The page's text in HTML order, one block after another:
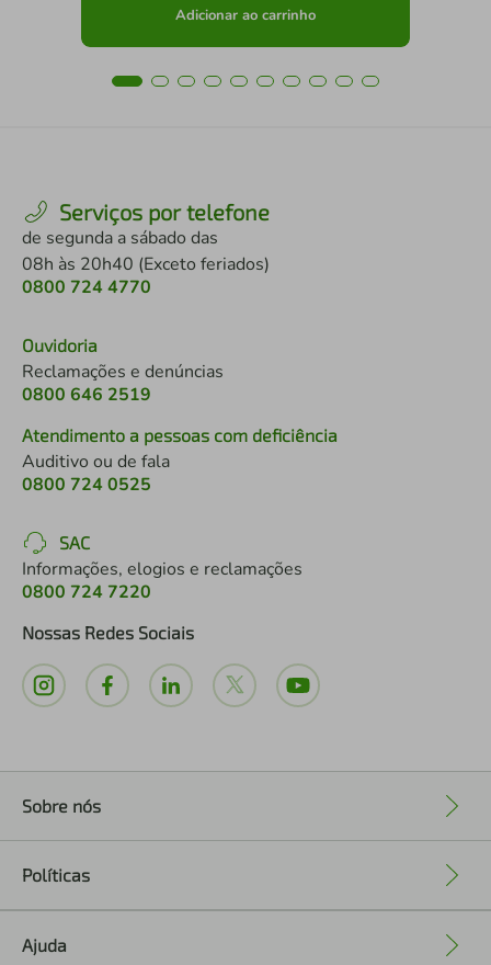
Adicionar ao carrinho
Serviços por telefone
de segunda a sábado das
08h às 20h40 (Exceto feriados)
0800 724 4770
Ouvidoria
Reclamações e denúncias
0800 646 2519
Atendimento a pessoas com deficiência
Auditivo ou de fala
0800 724 0525
SAC
Informações, elogios e reclamações
0800 724 7220
Nossas Redes Sociais
Sobre nós
Políticas
Ajuda